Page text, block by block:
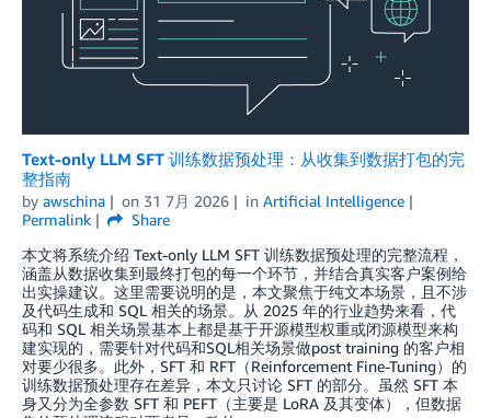
Text-only LLM SFT 训练数据预处理：从收集到数据打包的完
整指南
by awschina on 31 7月 2026 in Artificial Intelligence
Permalink
Share
本文将系统介绍 Text-only LLM SFT 训练数据预处理的完整流程，
涵盖从数据收集到最终打包的每一个环节，并结合真实客户案例给
出实操建议。这里需要说明的是，本文聚焦于纯文本场景，且不涉
及代码生成和 SQL 相关的场景。从 2025 年的行业趋势来看，代
码和 SQL 相关场景基本上都是基于开源模型权重或闭源模型来构
建实现的，需要针对代码和SQL相关场景做post training 的客户相
对要少很多。此外，SFT 和 RFT（Reinforcement Fine-Tuning）的
训练数据预处理存在差异，本文只讨论 SFT 的部分。虽然 SFT 本
身又分为全参数 SFT 和 PEFT（主要是 LoRA 及其变体），但数据